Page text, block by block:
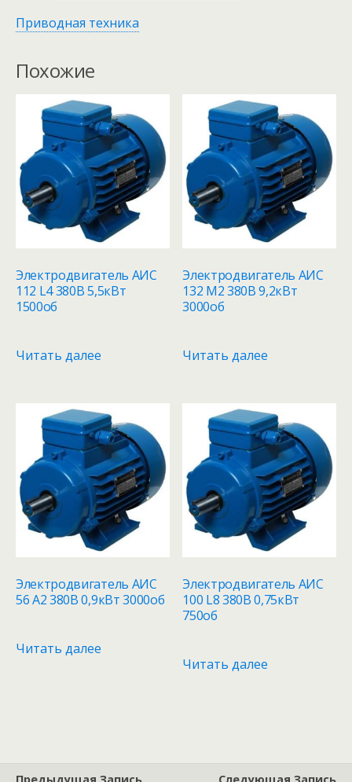
Приводная техника
Похожие
Электродвигатель АИС
112 L4 380В 5,5кВт
1500об
Читать далее
Электродвигатель АИС
132 M2 380В 9,2кВт
3000об
Читать далее
Электродвигатель АИС
56 А2 380В 0,9кВт 3000об
Читать далее
Электродвигатель АИС
100 L8 380В 0,75кВт
750об
Читать далее
Предыдущая Запись Следующая Запись